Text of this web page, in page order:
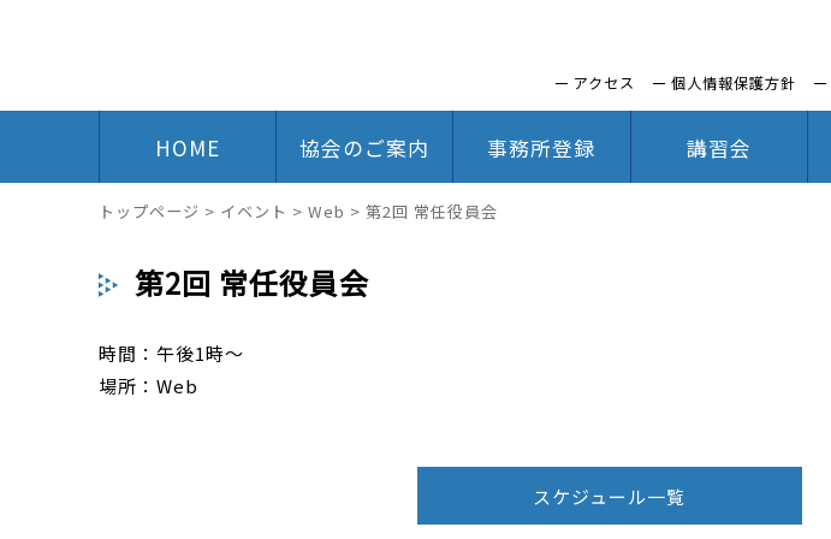
アクセス 個人情報保護方針
HOME 協会のご案内 事務所登録 講習会
トップページ > イベント > Web > 第2回 常任役員会
第2回 常任役員会
時間：午後1時～
場所：Web
スケジュール一覧